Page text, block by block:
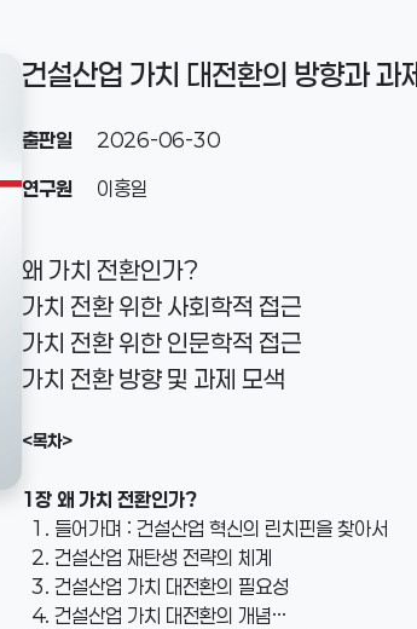
건설산업 가치 대전환의 방향과 과제
출판일 2026-06-30
연구원 이홍일
왜 가치 전환인가?
가치 전환 위한 사회학적 접근
가치 전환 위한 인문학적 접근
가치 전환 방향 및 과제 모색
<목차>
1장 왜 가치 전환인가?
1. 들어가며 : 건설산업 혁신의 린치핀을 찾아서
2. 건설산업 재탄생 전략의 체계
3. 건설산업 가치 대전환의 필요성
4. 건설산업 가치 대전환의 개념